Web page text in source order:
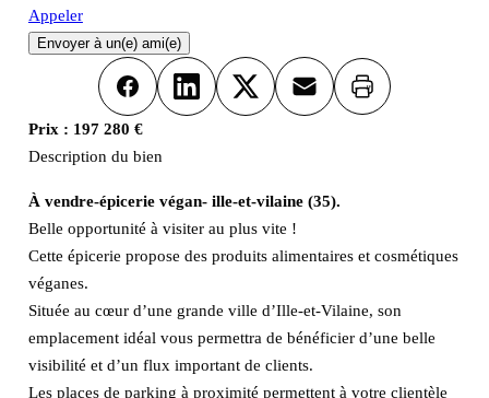
Appeler
Envoyer à un(e) ami(e)
FacebookLinkedInX Email Imprimer
Prix : 197 280 €
Description du bien
À vendre-épicerie végan- ille-et-vilaine (35).
Belle opportunité à visiter au plus vite !
Cette épicerie propose des produits alimentaires et cosmétiques
véganes.
Située au cœur d’une grande ville d’Ille-et-Vilaine, son
emplacement idéal vous permettra de bénéficier d’une belle
visibilité et d’un flux important de clients.
Les places de parking à proximité permettent à votre clientèle